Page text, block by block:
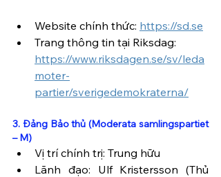
Website chính thức: https://sd.se
Trang thông tin tại Riksdag:
https://www.riksdagen.se/sv/leda
moter-
partier/sverigedemokraterna/
3. Đảng Bảo thủ (Moderata samlingspartiet
– M)
Vị trí chính trị: Trung hữu
Lãnh đạo: Ulf Kristersson (Thủ